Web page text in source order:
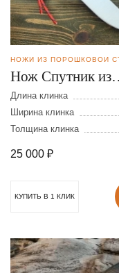
НОЖИ ИЗ ПОРОШКОВОЙ
Нож Спутник из
порошковой
CPM MagnaCut
Длина клинка
Ширина клинка
Толщина клинка
25 000 ₽
КУПИТЬ В 1 КЛИК